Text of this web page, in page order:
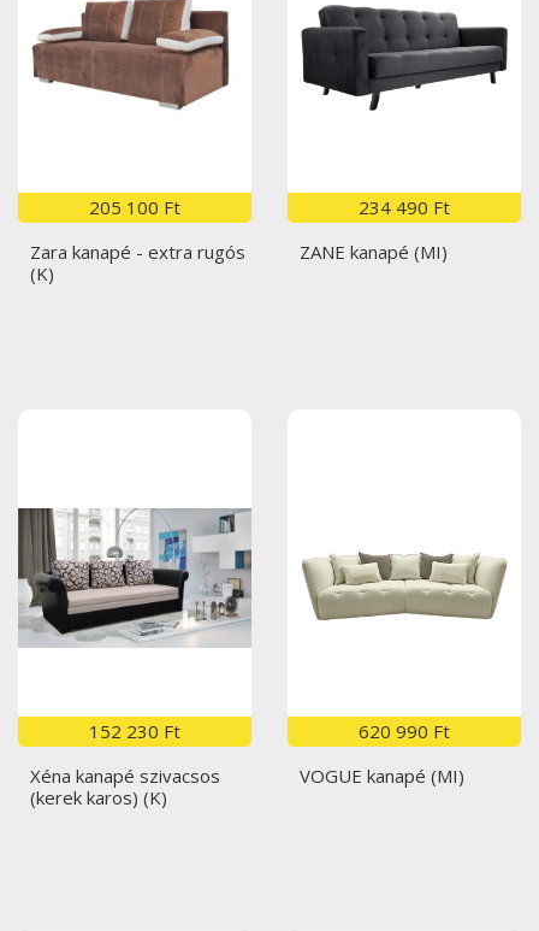
205 100 Ft
Zara kanapé - extra rugós
(K)
234 490 Ft
ZANE kanapé (MI)
152 230 Ft
Xéna kanapé szivacsos
(kerek karos) (K)
620 990 Ft
VOGUE kanapé (MI)